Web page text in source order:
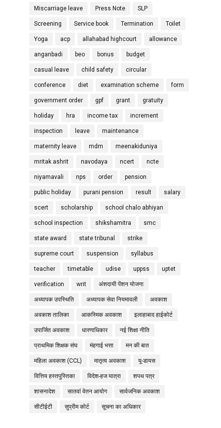
Miscarriage leave Press Note SLP
Screening Service book Termination Toilet
Yoga acp allahabad highcourt allowance
anganbadi beo bonus budget
casual leave child safety circular
conference diet examination scheme form
government order gpf grant gratuity
holiday hra income tax increment
inspection leave maintenance
maternity leave mdm meenakiduniya
mritak ashrit navodaya ncert ncte
niyamavali nps order pension
public holiday purani pension result salary
scert scholarship school chalo abhiyan
school inspection shikshamitra smc
state award state tribunal strike
supreme court suspension syllabus
teacher timetable udise uppss uptet
verification writ अंशदायी पेंशन योजना
अध्यापक उपस्थिति अध्यापक सेवा नियमावली अवकाश
अवकाश तालिका आकस्मिक अवकाश इलाहाबाद हाईकोर्ट
उपार्जित अवकाश धारणाधिकार नई शिक्षा नीति
प्राथमिक शिक्षक संघ मंहगाई भत्ता मन की बात
महिला अवकाश (CCL) मातृत्व अवकाश यू-डायस
वित्तिय हस्तपुस्तिका विदेश-हज यात्रा शपथ पत्र
शासनादेश सातवां वेतन आयोग सार्वजनिक अवकाश
सीटीईटी सुप्रीम कोर्ट सूचना का अधिकार